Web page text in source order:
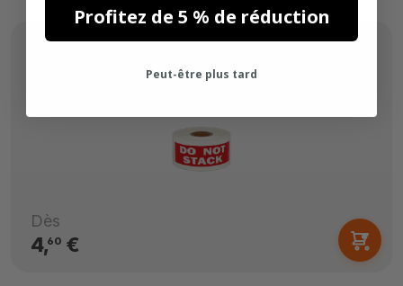
Dès
4,60€
Profitez de 5 % de réduction
Peut-être plus tard